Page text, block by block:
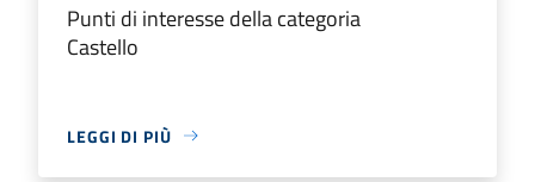
Punti di interesse della categoria
Castello
LEGGI DI PIÙ